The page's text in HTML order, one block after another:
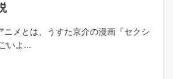
ニメとは、うすた京介の漫画『セクシ
いよ...